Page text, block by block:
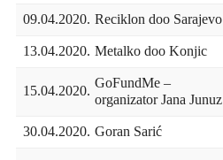
09.04.2020. Reciklon doo Sarajevo
13.04.2020. Metalko doo Konjic
15.04.2020. GoFundMe –
organizator Jana Junuz
30.04.2020. Goran Sarić